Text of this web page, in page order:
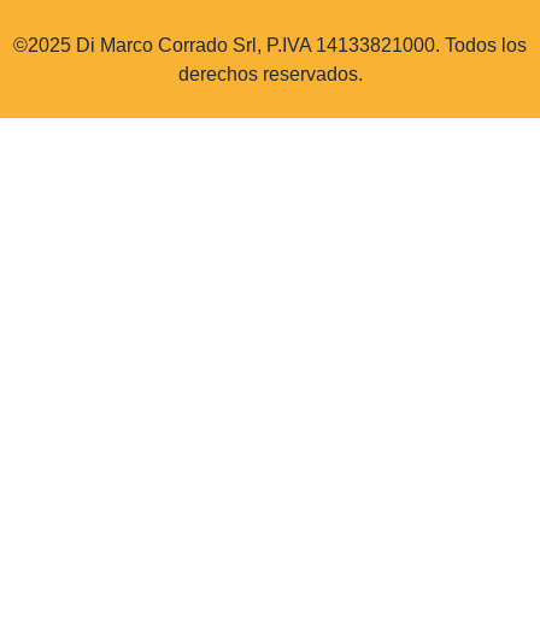
©2025 Di Marco Corrado Srl, P.IVA 14133821000. Todos los
derechos reservados.